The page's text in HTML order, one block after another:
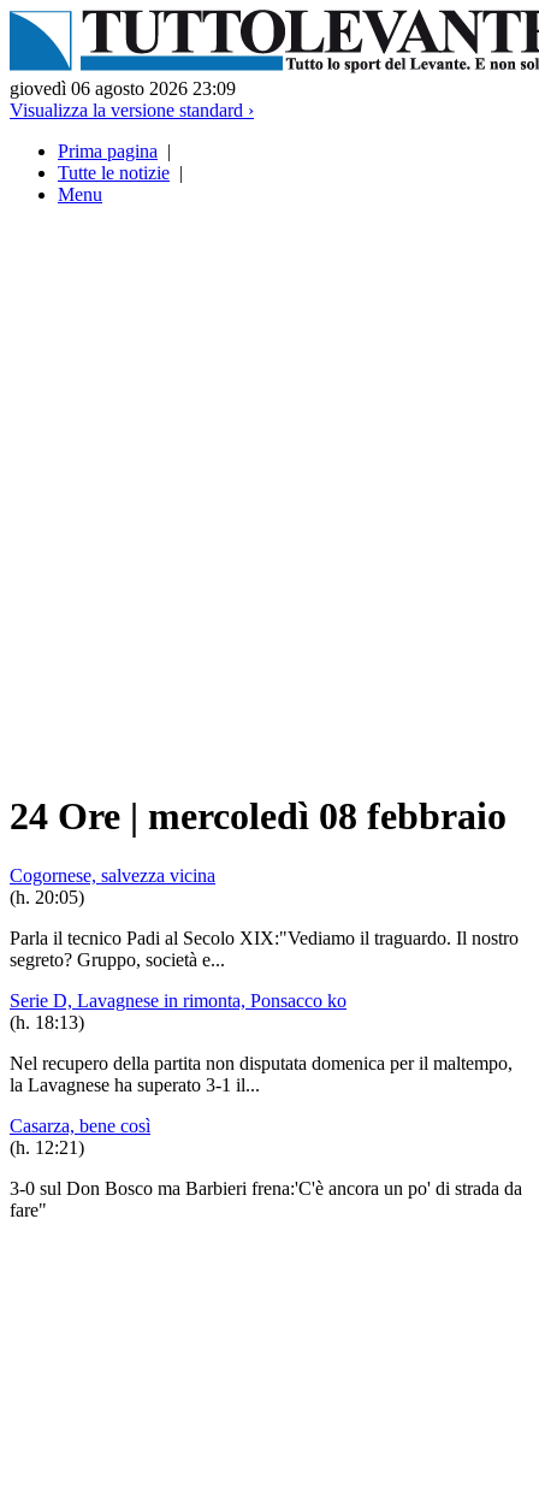
giovedì 06 agosto 2026 23:09
Visualizza la versione standard ›
Prima pagina |
Tutte le notizie |
Menu
24 Ore | mercoledì 08 febbraio
Cogornese, salvezza vicina
(h. 20:05)
Parla il tecnico Padi al Secolo XIX:"Vediamo il traguardo. Il nostro
segreto? Gruppo, società e...
Serie D, Lavagnese in rimonta, Ponsacco ko
(h. 18:13)
Nel recupero della partita non disputata domenica per il maltempo,
la Lavagnese ha superato 3-1 il...
Casarza, bene così
(h. 12:21)
3-0 sul Don Bosco ma Barbieri frena:'C'è ancora un po' di strada da
fare"